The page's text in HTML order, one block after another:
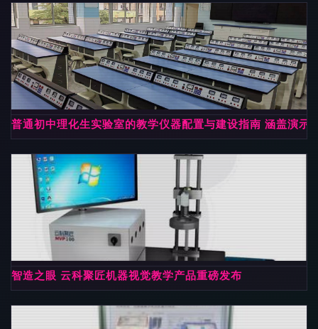
普通初中理化生实验室的教学仪器配置与建设指南 涵盖演示
智造之眼 云科聚匠机器视觉教学产品重磅发布